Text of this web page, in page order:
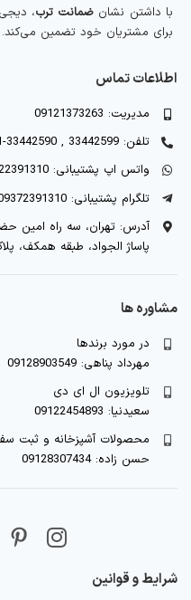
با داشتن نشان ضمانت ترب،
برای مشتریان خود تضمین می‌کند.
اطلاعات تماس
مدیریت: 09121373263
تلفن: 33442599 , 33442590-021
واتس اپ پشتیبانی: 09122391310
تلگرام پشتیبانی: 09372391310
آدرس: تهران، سه راه امین
پاساژ الجواد، طبقه همکف، پلاک 21، با مدیریت مهدی
مشاوره ها
در مورد برندها
مهرداد پناهی: 09128903549
تلویزیون ال ای دی
سعیدنیا: 09122454893
محصولات آشپزخانه و ثبت
حسن زاده: 09128307434
شرایط و قوانین